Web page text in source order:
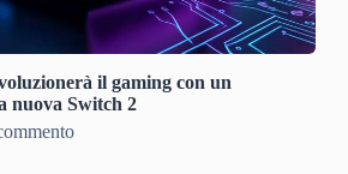
il gaming con un
nuova Switch 2